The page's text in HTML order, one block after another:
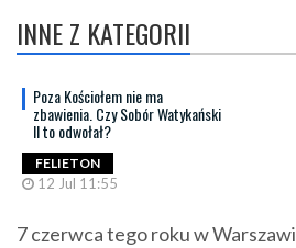
INNE Z KATEGORII
Poza Kościołem nie ma
zbawienia. Czy Sobór Watykański
II to odwołał?
FELIETON
12 Jul 11:55
7 czerwca tego roku w